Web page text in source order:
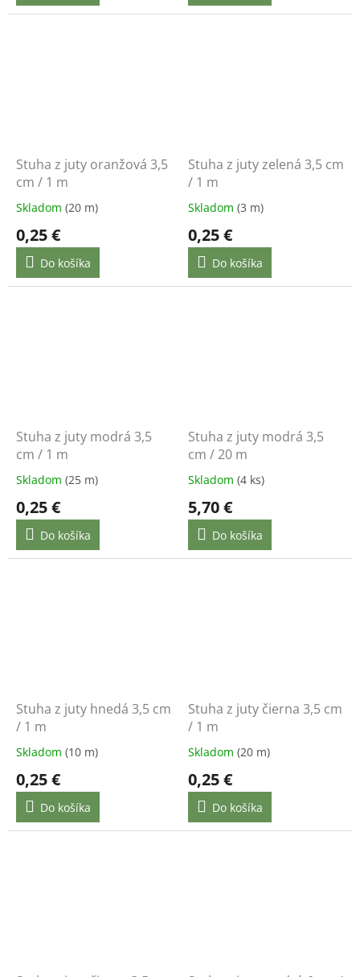
Stuha z juty oranžová 3,5
cm / 1 m
Skladom (20 m)
0,25 €
Do košíka
Stuha z juty zelená 3,5 cm
/ 1 m
Skladom (3 m)
0,25 €
Do košíka
Stuha z juty modrá 3,5
cm / 1 m
Skladom (25 m)
0,25 €
Do košíka
Stuha z juty modrá 3,5
cm / 20 m
Skladom (4 ks)
5,70 €
Do košíka
Stuha z juty hnedá 3,5 cm
/ 1 m
Skladom (10 m)
0,25 €
Do košíka
Stuha z juty čierna 3,5 cm
/ 1 m
Skladom (20 m)
0,25 €
Do košíka